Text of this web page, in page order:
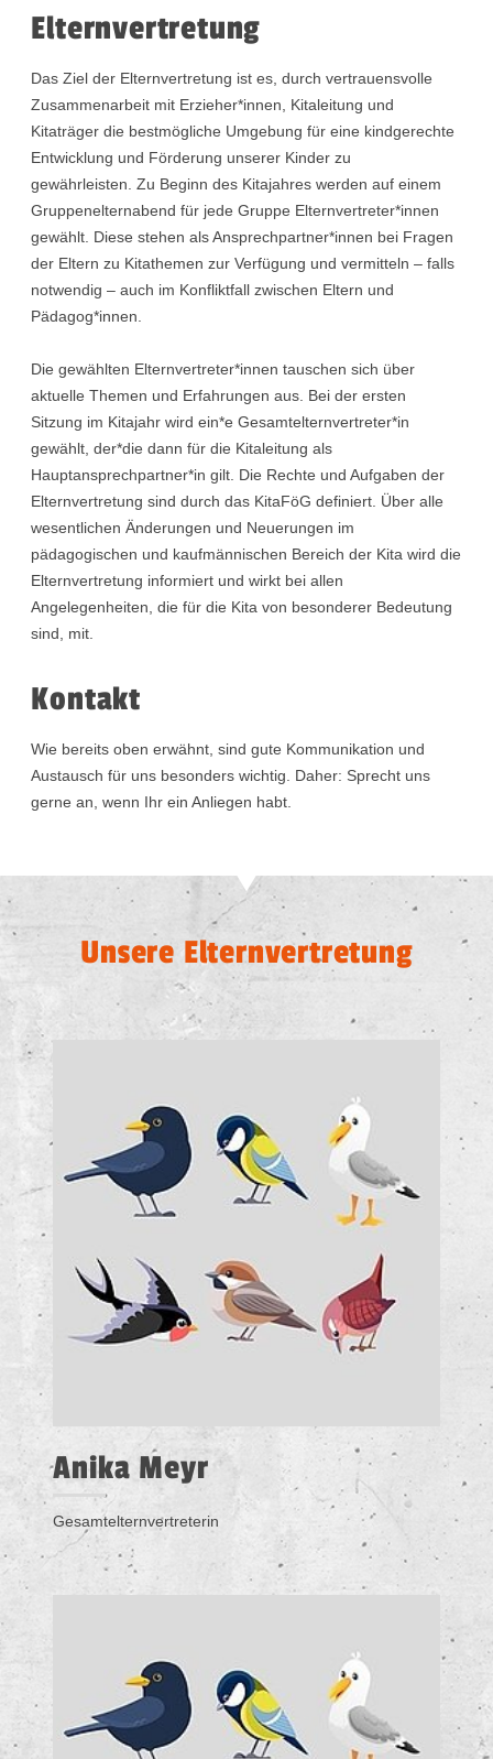
Elternvertretung
Das Ziel der Elternvertretung ist es, durch vertrauensvolle
Zusammenarbeit mit Erzieher*innen, Kitaleitung und
Kitaträger die bestmögliche Umgebung für eine kindgerechte
Entwicklung und Förderung unserer Kinder zu
gewährleisten. Zu Beginn des Kitajahres werden auf einem
Gruppenelternabend für jede Gruppe Elternvertreter*innen
gewählt. Diese stehen als Ansprechpartner*innen bei Fragen
der Eltern zu Kitathemen zur Verfügung und vermitteln – falls
notwendig – auch im Konfliktfall zwischen Eltern und
Pädagog*innen.
Die gewählten Elternvertreter*innen tauschen sich über
aktuelle Themen und Erfahrungen aus. Bei der ersten
Sitzung im Kitajahr wird ein*e Gesamtelternvertreter*in
gewählt, der*die dann für die Kitaleitung als
Hauptansprechpartner*in gilt. Die Rechte und Aufgaben der
Elternvertretung sind durch das KitaFöG definiert. Über alle
wesentlichen Änderungen und Neuerungen im
pädagogischen und kaufmännischen Bereich der Kita wird die
Elternvertretung informiert und wirkt bei allen
Angelegenheiten, die für die Kita von besonderer Bedeutung
sind, mit.
Kontakt
Wie bereits oben erwähnt, sind gute Kommunikation und
Austausch für uns besonders wichtig. Daher: Sprecht uns
gerne an, wenn Ihr ein Anliegen habt.
Unsere Elternvertretung
Anika Meyr
Gesamtelternvertreterin